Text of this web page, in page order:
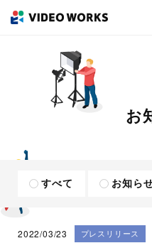
お
すべて お知ら
2022/03/23 プレスリリース